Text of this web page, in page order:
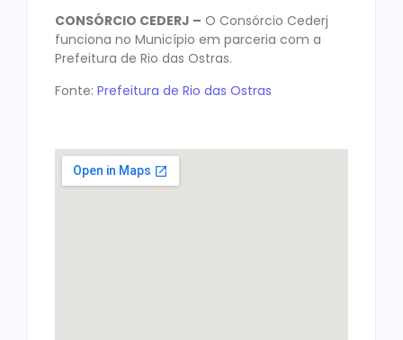
CONSÓRCIO CEDERJ – O Consórcio Cederj
funciona no Município em parceria com a
Prefeitura de Rio das Ostras.
Fonte: Prefeitura de Rio das Ostras